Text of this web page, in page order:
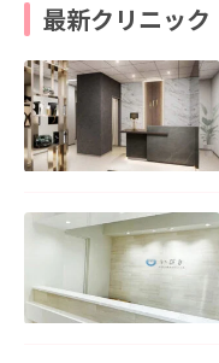
最新クリニック